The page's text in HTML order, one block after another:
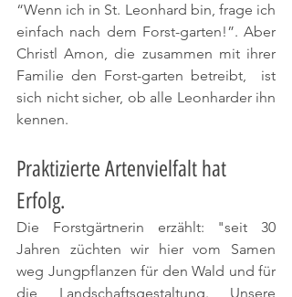
“Wenn ich in St. Leonhard bin, frage ich
einfach nach dem Forst-garten!”. Aber
Christl Amon, die zusammen mit ihrer
Familie den Forst-garten betreibt,  ist
sich nicht sicher, ob alle Leonharder ihn
kennen.
Praktizierte Artenvielfalt hat
Erfolg.
Die Forstgärtnerin erzählt: "seit 30
Jahren züchten wir hier vom Samen
weg Jungpflanzen für den Wald und für
die Landschaftsgestaltung. Unsere